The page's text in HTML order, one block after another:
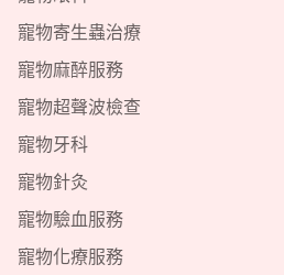
寵物寄生蟲治療
寵物麻醉服務
寵物超聲波檢查
寵物牙科
寵物針灸
寵物驗血服務
寵物化療服務